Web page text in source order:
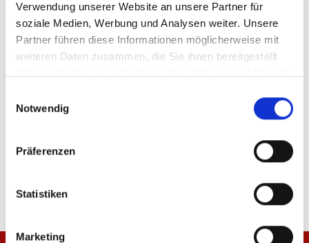
Verwendung unserer Website an unsere Partner für
soziale Medien, Werbung und Analysen weiter. Unsere
Partner führen diese Informationen möglicherweise mit
weiteren Daten zusammen, die Sie ihnen bereitgestellt
Notwendig
Präferenzen
Statistiken
Marketing
ÄHNLICHE PRODUKTE
-40%
Polo Wardrobe Pro
34,95 €